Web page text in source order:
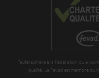
Teufel adhère à la Fédération du e-
qualité. La Fevad est membre du